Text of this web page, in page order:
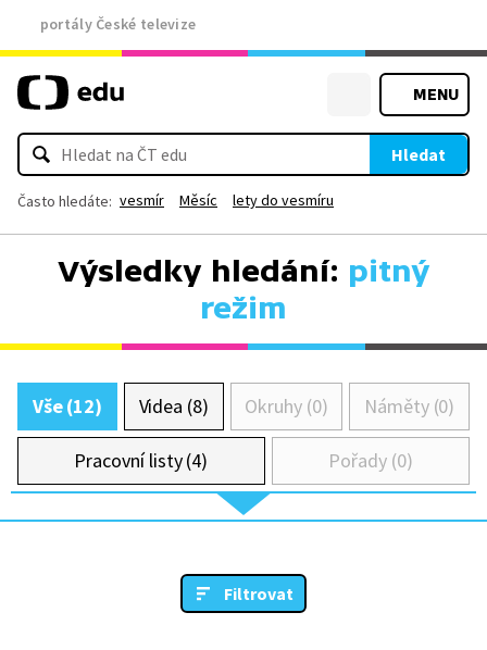
portály České televize
MENU
Hledat
Často hledáte: vesmír Měsíc lety do vesmíru
Výsledky hledání: pitný
režim
Vše (12) Videa (8) Okruhy (0) Náměty (0)
Pracovní listy (4) Pořady (0)
Filtrovat